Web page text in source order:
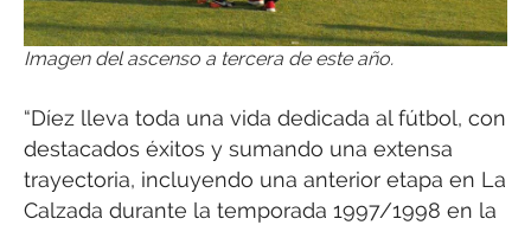
Imagen del ascenso a tercera de este año.
“Díez lleva toda una vida dedicada al fútbol, con
destacados éxitos y sumando una extensa
trayectoria, incluyendo una anterior etapa en La
Calzada durante la temporada 1997/1998 en la